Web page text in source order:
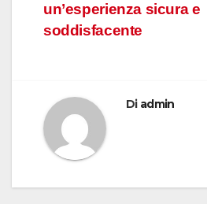
un’esperienza sicura e
soddisfacente
Di admin